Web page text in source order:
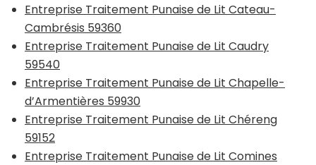
Entreprise Traitement Punaise de Lit Cateau-
Cambrésis 59360
Entreprise Traitement Punaise de Lit Caudry
59540
Entreprise Traitement Punaise de Lit Chapelle-
d’Armentières 59930
Entreprise Traitement Punaise de Lit Chéreng
59152
Entreprise Traitement Punaise de Lit Comines